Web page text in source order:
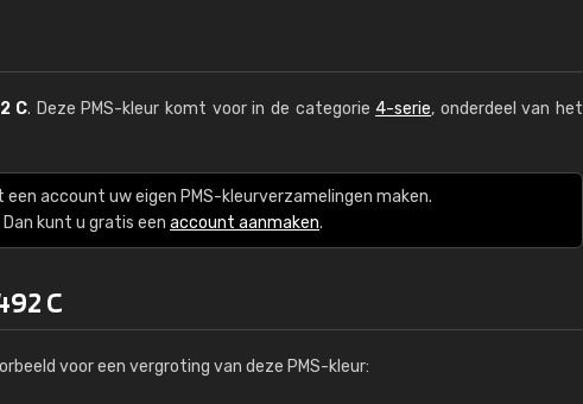
C. Deze PMS-kleur komt voor in de categorie 4-serie, onderdeel van het
account uw eigen PMS-kleurverzamelingen maken.
kunt u gratis een account aanmaken.
C
voor een vergroting van deze PMS-kleur: